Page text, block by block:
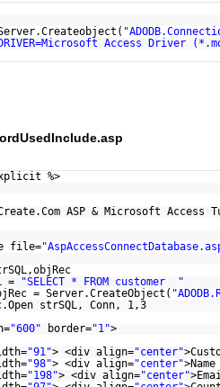
Access Driver
%>
ASP & Microsoft
file=
=
"SELECT * FROM customer "
= Server.CreateObject(
strSQL, Conn, 1,3
"600" border="1">
"91"> <div align="center"
"98"> <div align="center"
"198"> <div align="center"